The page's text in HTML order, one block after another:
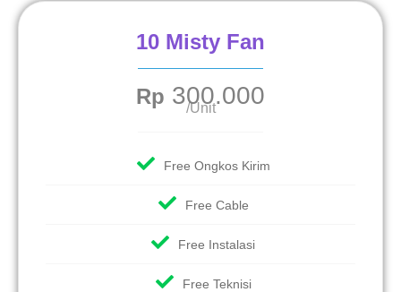
10 Misty Fan
Rp 300.000
/Unit
Free Ongkos Kirim
Free Cable
Free Instalasi
Free Teknisi